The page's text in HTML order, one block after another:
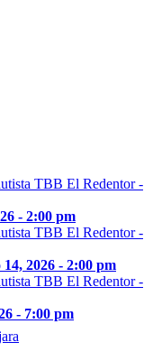
- 2:00 pm
2026 - 2:00 pm
- 7:00 pm